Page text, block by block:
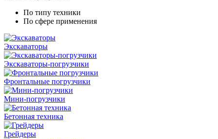
По типу техники
По сфере применения
Экскаваторы
Экскаваторы-погрузчики
Фронтальные погрузчики
Мини-погрузчики
Бетонная техника
Грейдеры